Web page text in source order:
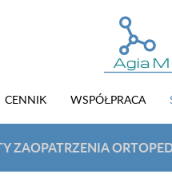
CENNIK WSPÓŁPRACA
ZAOPATRZENIA